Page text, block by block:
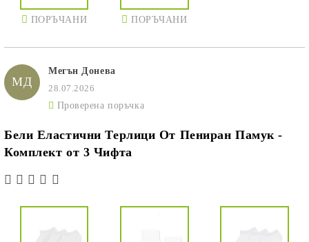
ПОРЪЧАНИ ПОРЪЧАНИ
МД
Мегън Донева
28.07.2026
Проверена поръчка
Бели Еластични Терлици От Пениран Памук -
Комплект от 3 Чифта